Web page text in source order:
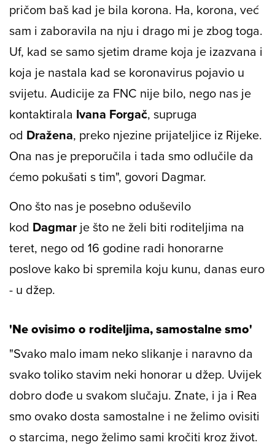
pričom baš kad je bila korona. Ha, korona, već
sam i zaboravila na nju i drago mi je zbog toga.
Uf, kad se samo sjetim drame koja je izazvana i
koja je nastala kad se koronavirus pojavio u
svijetu. Audicije za FNC nije bilo, nego nas je
kontaktirala Ivana Forgač, supruga
od Dražena, preko njezine prijateljice iz Rijeke.
Ona nas je preporučila i tada smo odlučile da
ćemo pokušati s tim", govori Dagmar.
Ono što nas je posebno oduševilo
kod Dagmar je što ne želi biti roditeljima na
teret, nego od 16 godine radi honorarne
poslove kako bi spremila koju kunu, danas euro
- u džep.
'Ne ovisimo o roditeljima, samostalne smo'
"Svako malo imam neko slikanje i naravno da
svako toliko stavim neki honorar u džep. Uvijek
dobro dođe u svakom slučaju. Znate, i ja i Rea
smo ovako dosta samostalne i ne želimo ovisiti
o starcima, nego želimo sami kročiti kroz život.